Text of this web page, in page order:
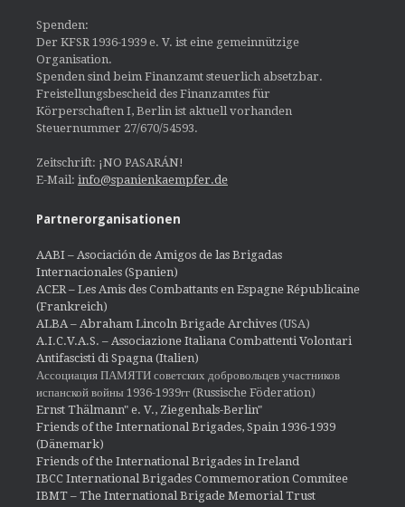
Spenden:
Der KFSR 1936-1939 e. V. ist eine gemeinnützige
Organisation.
Spenden sind beim Finanzamt steuerlich absetzbar.
Freistellungsbescheid des Finanzamtes für
Körperschaften I, Berlin ist aktuell vorhanden
Steuernummer 27/670/54593.
Zeitschrift: ¡NO PASARÁN!
E-Mail: info@spanienkaempfer.de
Partnerorganisationen
AABI – Asociación de Amigos de las Brigadas
Internacionales (Spanien)
ACER – Les Amis des Combattants en Espagne Républicaine
(Frankreich)
ALBA – Abraham Lincoln Brigade Archives (USA)
A.I.C.V.A.S. – Associazione Italiana Combattenti Volontari
Antifascisti di Spagna (Italien)
Ассоциация ПАМЯТИ советских добровольцев участников
испанской войны 1936-1939гг (Russische Föderation)
Ernst Thälmann" e. V., Ziegenhals-Berlin"
Friends of the International Brigades, Spain 1936-1939
(Dänemark)
Friends of the International Brigades in Ireland
IBCC International Brigades Commemoration Commitee
IBMT – The International Brigade Memorial Trust